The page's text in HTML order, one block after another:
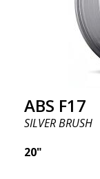
ABS F17
SILVER BRUSH
20"